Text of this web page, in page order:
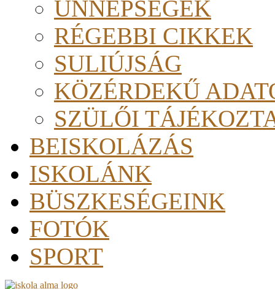
ÜNNEPSÉGEK
RÉGEBBI CIKKEK
SULIÚJSÁG
KÖZÉRDEKŰ
SZÜLŐI
BEISKOLÁZÁS
ISKOLÁNK
BÜSZKESÉGEINK
FOTÓK
SPORT